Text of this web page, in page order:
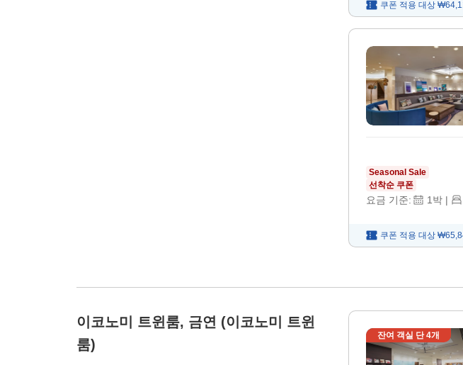
쿠폰 적용 대상
Seasonal Sale
선착순 쿠폰
요금 기준: 1박 |
쿠폰 적용 대상
이코노미 트윈룸, 금연 (이코노미 트윈
룸)
잔여 객실 단4개